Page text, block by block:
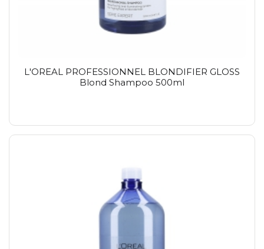
L'OREAL PROFESSIONNEL BLONDIFIER GLOSS
Blond Shampoo 500ml